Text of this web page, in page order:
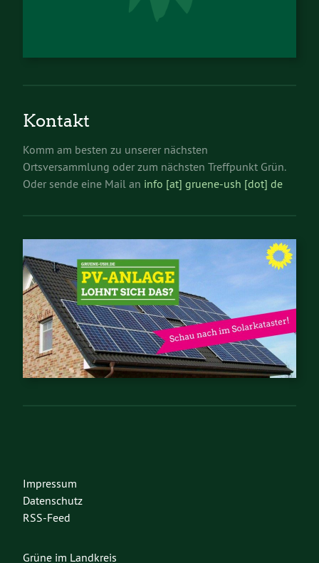
Kontakt
Komm am besten zu unserer nächsten
Ortsversammlung oder zum nächsten Treffpunkt Grün.
Oder sende eine Mail an info [at] gruene-ush [dot] de
Impressum
Datenschutz
RSS-Feed
Grüne im Landkreis